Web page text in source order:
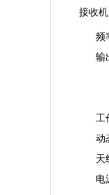
接收机
频
输
工
动
天
电